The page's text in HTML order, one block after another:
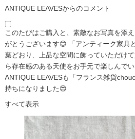
ANTIQUE LEAVESからのコメント
このたびはご購入と、素敵なお写真を添
がとうございます😊 「アンティーク家具
葉どおり、上品な空間に飾っていただけ
ら存在感のある天使をお手元で楽しんで
ANTIQUE LEAVESも「フランス雑貨
持ちになりました😍
すべて表示